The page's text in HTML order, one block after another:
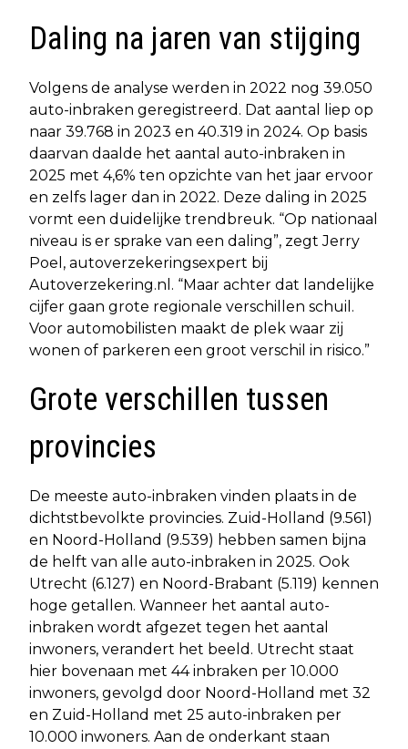
Daling na jaren van stijging
Volgens de analyse werden in 2022 nog 39.050
auto-inbraken geregistreerd. Dat aantal liep op
naar 39.768 in 2023 en 40.319 in 2024. Op basis
daarvan daalde het aantal auto-inbraken in
2025 met 4,6% ten opzichte van het jaar ervoor
en zelfs lager dan in 2022. Deze daling in 2025
vormt een duidelijke trendbreuk. “Op nationaal
niveau is er sprake van een daling”, zegt Jerry
Poel, autoverzekeringsexpert bij
Autoverzekering.nl. “Maar achter dat landelijke
cijfer gaan grote regionale verschillen schuil.
Voor automobilisten maakt de plek waar zij
wonen of parkeren een groot verschil in risico.”
Grote verschillen tussen
provincies
De meeste auto-inbraken vinden plaats in de
dichtstbevolkte provincies. Zuid-Holland (9.561)
en Noord-Holland (9.539) hebben samen bijna
de helft van alle auto-inbraken in 2025. Ook
Utrecht (6.127) en Noord-Brabant (5.119) kennen
hoge getallen. Wanneer het aantal auto-
inbraken wordt afgezet tegen het aantal
inwoners, verandert het beeld. Utrecht staat
hier bovenaan met 44 inbraken per 10.000
inwoners, gevolgd door Noord-Holland met 32
en Zuid-Holland met 25 auto-inbraken per
10.000 inwoners. Aan de onderkant staan